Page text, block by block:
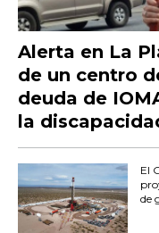
Alerta en La
de un centro
deuda de
la
El
de